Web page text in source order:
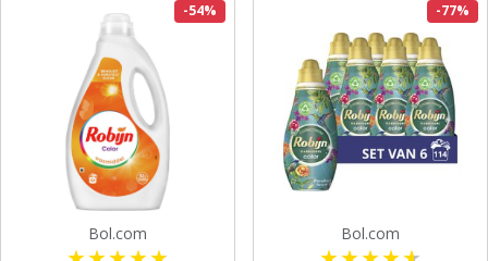
-54%
Bol.com
-77%
Bol.com